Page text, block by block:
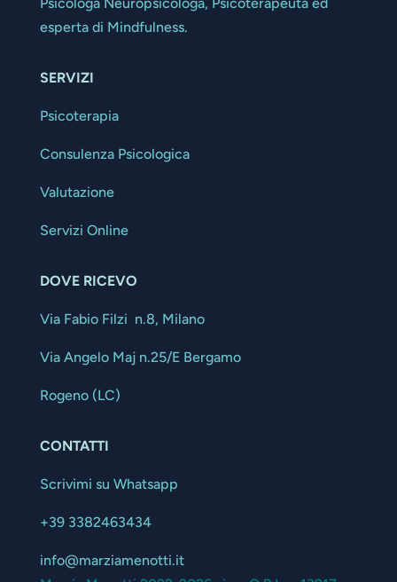
esperta di Mindfulness.
SERVIZI
Psicoterapia
Consulenza Psicologica
Valutazione
Servizi Online
DOVE RICEVO
Via Fabio Filzi n.8, Milano
Via Angelo Maj n.25/E Bergamo
Rogeno (LC)
CONTATTI
Scrivimi su Whatsapp
+39 3382463434
info@marziamenotti.it